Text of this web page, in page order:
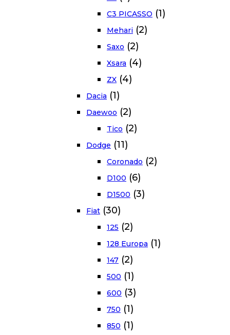
C3 PICASSO (1)
Mehari (2)
Saxo (2)
Xsara (4)
ZX (4)
Dacia (1)
Daewoo (2)
Tico (2)
Dodge (11)
Coronado (2)
D100 (6)
D1500 (3)
Fiat (30)
125 (2)
128 Europa (1)
147 (2)
500 (1)
600 (3)
750 (1)
850 (1)